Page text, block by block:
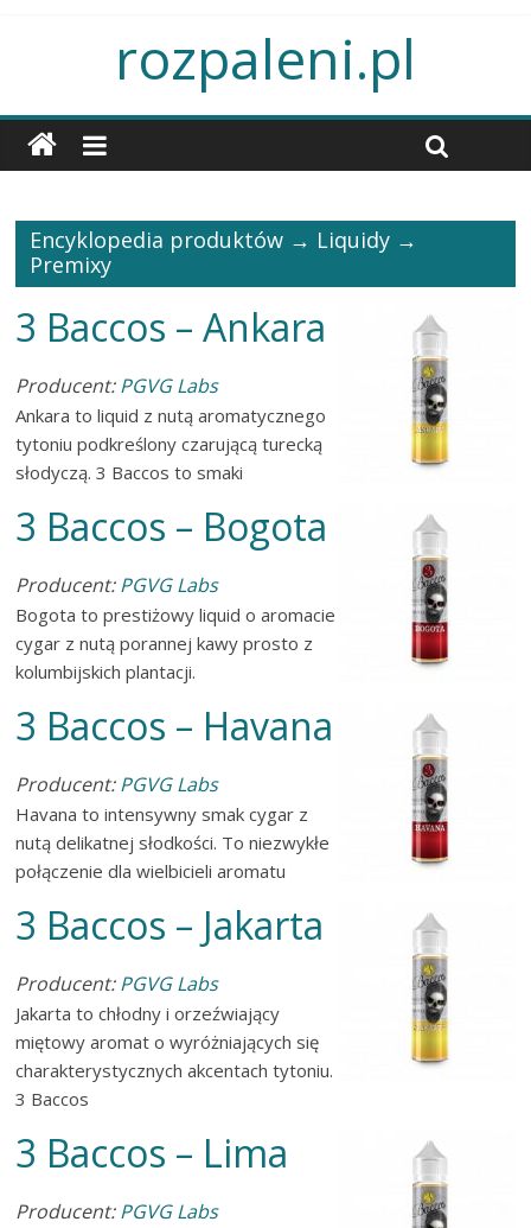
rozpaleni.pl
Encyklopedia produktów → Liquidy →
Premixy
3 Baccos – Ankara
Producent:PGVG Labs
Ankara to liquid z nutą aromatycznego
tytoniu podkreślony czarującą turecką
słodyczą. 3 Baccos to smaki
3 Baccos – Bogota
Producent:PGVG Labs
Bogota to prestiżowy liquid o aromacie
cygar z nutą porannej kawy prosto z
kolumbijskich plantacji.
3 Baccos – Havana
Producent:PGVG Labs
Havana to intensywny smak cygar z
nutą delikatnej słodkości. To niezwykłe
połączenie dla wielbicieli aromatu
3 Baccos – Jakarta
Producent:PGVG Labs
Jakarta to chłodny i orzeźwiający
miętowy aromat o wyróżniających się
charakterystycznych akcentach tytoniu.
3 Baccos
3 Baccos – Lima
Producent:PGVG Labs